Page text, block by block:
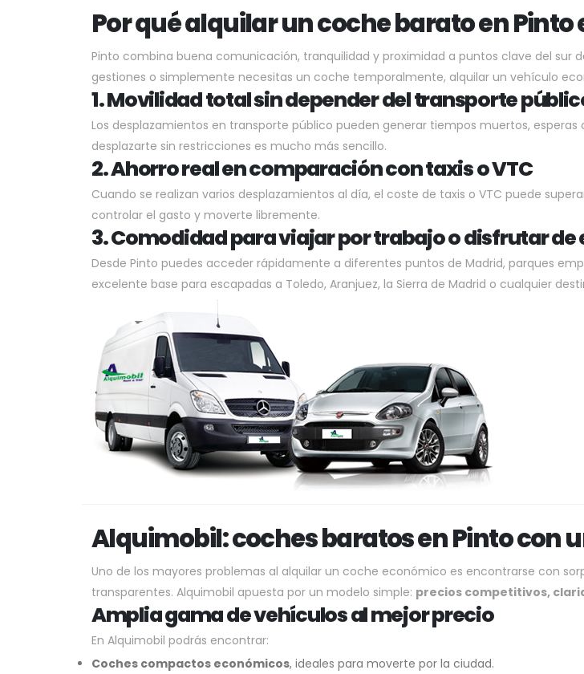
Por qué alquilar un coche barato en
Pinto combina buena comunicación, tranquilidad y proximidad a puntos clave del sur
gestiones o simplemente necesitas un coche temporalmente, alquilar un vehículo
1. Movilidad total sin depender del transporte
Los desplazamientos en transporte público pueden generar tiempos muertos,
desplazarte sin restricciones es mucho más sencillo.
2. Ahorro real en comparación con taxis o VTC
Cuando se realizan varios desplazamientos al día, el coste de taxis o VTC puede
controlar el gasto y moverte libremente.
3. Comodidad para viajar por trabajo o disfrutar de
Desde Pinto puedes acceder rápidamente a diferentes puntos de Madrid, parques
excelente base para escapadas a Toledo, Aranjuez, la Sierra de Madrid o cualquier
Alquimobil: coches baratos en Pinto con
Uno de los mayores problemas al alquilar un coche económico es encontrarse con
transparentes. Alquimobil apuesta por un modelo simple: precios competitivos,
Amplia gama de vehículos al mejor precio
En Alquimobil podrás encontrar:
Coches compactos económicos, ideales para moverte por la ciudad.